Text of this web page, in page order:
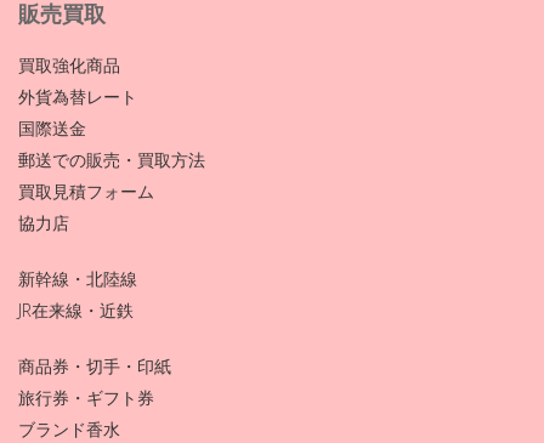
販売買取
買取強化商品
外貨為替レート
国際送金
郵送での販売・買取方法
買取見積フォーム
協力店
新幹線・北陸線
JR在来線・近鉄
商品券・切手・印紙
旅行券・ギフト券
ブランド香水